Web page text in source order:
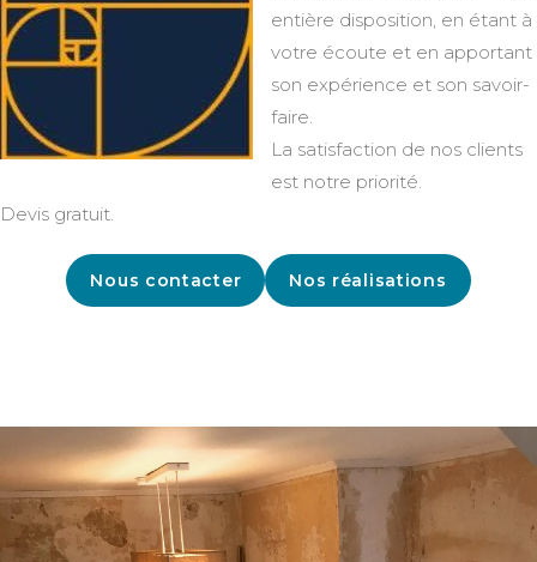
entière disposition, en étant à
votre écoute et en apportant
son expérience et son savoir-
faire.
La satisfaction de nos clients
est notre priorité.
Devis gratuit.
Nous contacter Nos réalisations